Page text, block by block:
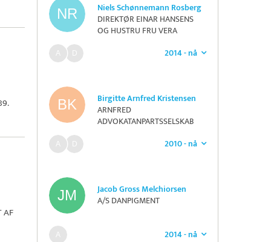
Niels Schønnemann Rosberg
DIREKTØR EINAR HANSENS
OG HUSTRU FRU VERA
2014 - nå
Birgitte Arnfred Kristensen
ARNFRED
ADVOKATANPARTSSELSKAB
2010 - nå
Jacob Gross Melchiorsen
A/S DANPIGMENT
2014 - nå
.
AF